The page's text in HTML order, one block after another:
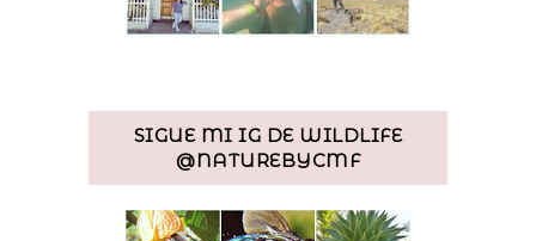
SIGUE MI IG DE WILDLIFE
@NATUREBYCMF